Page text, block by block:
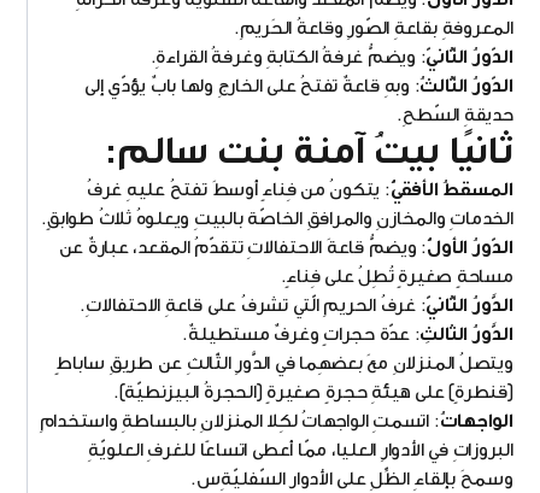
المعروفةِ بقاعةِ الصّورِ وقاعةُ الحَريمِ.
الدّورُ الثّانيّ: ويضمُّ غرفةُ الكتابةِ وغرفةُ القراءةِ.
الدّورُ الثّالثُ: وبهِ قاعةٌ تفتحُ على الخارجِ ولها بابٌ يؤدّي إلى
حديقةِ السّطحِ.
ثانيًا بيتُ آمنة بنت سالم:
المسقطُ الأفقيُّ: يتكونُ من فِناءٍ أوسطَ تفتحُ عليهِ غرفُ
الخدماتِ والمخازنِ والمرافقِ الخاصّة بالبيتِ ويعلوهُ ثلاثُ طوابقٍ.
الدّورُ الأولُّ: ويضمُّ قاعةَ الاحتفالاتِ تتقدّمُ المقعد، عبارةٌ عن
مساحةٍ صغيرةٍ تُطِلُ على فِناءٍ.
الدَّورُ الثّانيّ: غرفُ الحريمِ الّتي تشرفُ على قاعةِ الاحتفالاتِ.
الدَّورُ الثالثِ: عدّة حجراتٍ وغرفٌ مستطيلةٌ.
ويتصلُ المنزلانِ معَ بعضهِما في الدَّورِ الثّالثِ عن طريقِ ساباطٍ
(قنطرةٍ) على هيئةِ حجرةٍ صغيرةٍ (الحجرةُ البيزنطيّة).
الواجهاتُ: اتسمتِ الواجهاتُ لكِلا المنزلانِ بالبساطةِ واستخدامِ
البروزاتِ في الأدوارِ العليا، ممّا أعطى اتساعًا للغرفِ العلويّةِ
وسمحَ بإلقاءِ الظِّلِ على الأدوار السّفليّةِس.